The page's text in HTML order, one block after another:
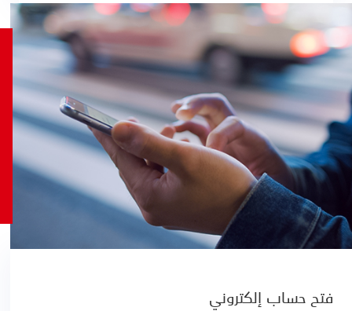
فتح حساب إلكتروني